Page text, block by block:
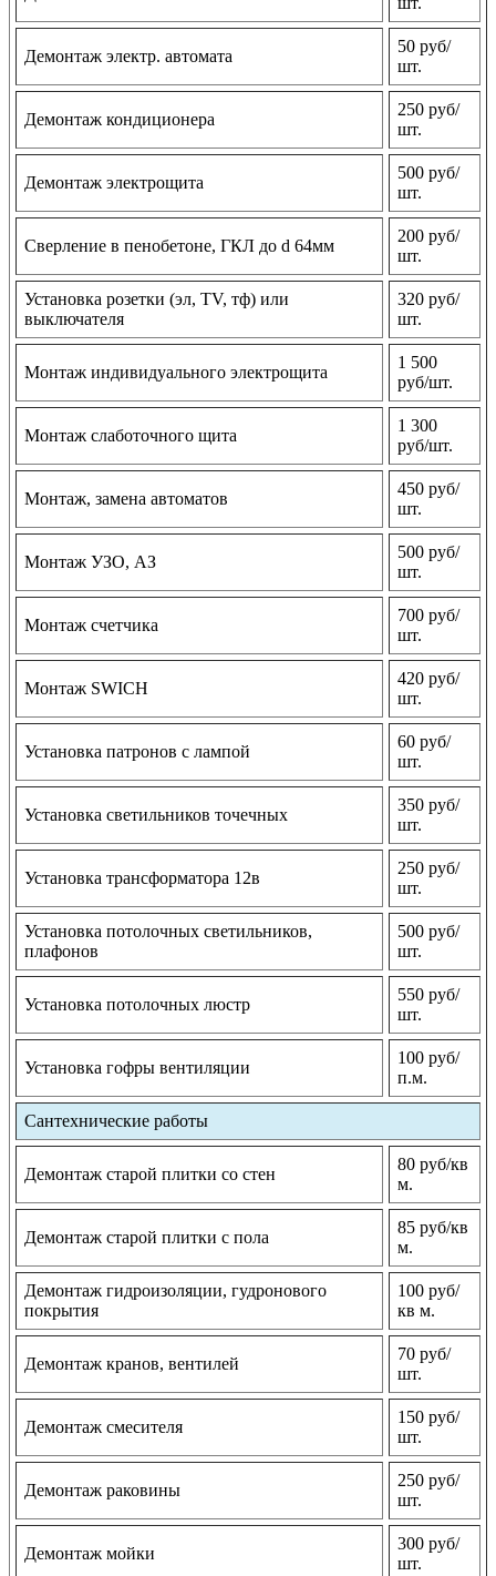
Демонтаж электр. автомата
50 руб/
шт.
Демонтаж кондиционера
250 руб/
шт.
Демонтаж электрощита
500 руб/
шт.
Сверление в пенобетоне, ГКЛ до d 64мм
200 руб/
шт.
Установка розетки (эл, TV, тф) или
выключателя
320 руб/
шт.
Монтаж индивидуального электрощита
1 500
руб/шт.
Монтаж слаботочного щита
1 300
руб/шт.
Монтаж, замена автоматов
450 руб/
шт.
Монтаж УЗО, АЗ
500 руб/
шт.
Монтаж счетчика
700 руб/
шт.
Монтаж SWICH
420 руб/
шт.
Установка патронов с лампой
60 руб/
шт.
Установка светильников точечных
350 руб/
шт.
Установка трансформатора 12в
250 руб/
шт.
Установка потолочных светильников,
плафонов
500 руб/
шт.
Установка потолочных люстр
550 руб/
шт.
Установка гофры вентиляции
100 руб/
п.м.
Сантехнические работы
Демонтаж старой плитки со стен
80 руб/кв
м.
Демонтаж старой плитки с пола
85 руб/кв
м.
Демонтаж гидроизоляции, гудронового
покрытия
100 руб/
кв м.
Демонтаж кранов, вентилей
70 руб/
шт.
Демонтаж смесителя
150 руб/
шт.
Демонтаж раковины
250 руб/
шт.
Демонтаж мойки
300 руб/
шт.